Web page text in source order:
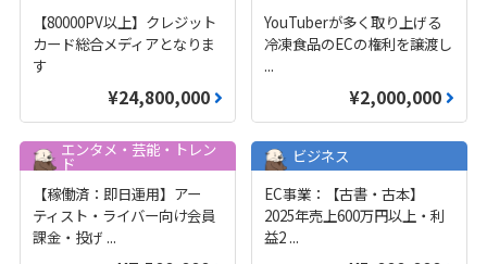
【80000PV以上】クレジット
カード総合メディアとなりま
す
¥24,800,000
YouTuberが多く取り上げる
冷凍食品のECの権利を譲渡し
...
¥2,000,000
エンタメ・芸能・トレン
ド
【稼働済：即日運用】アー
ティスト・ライバー向け会員
課金・投げ ...
ビジネス
EC事業：【古書・古本】
2025年売上600万円以上・利
益2 ...